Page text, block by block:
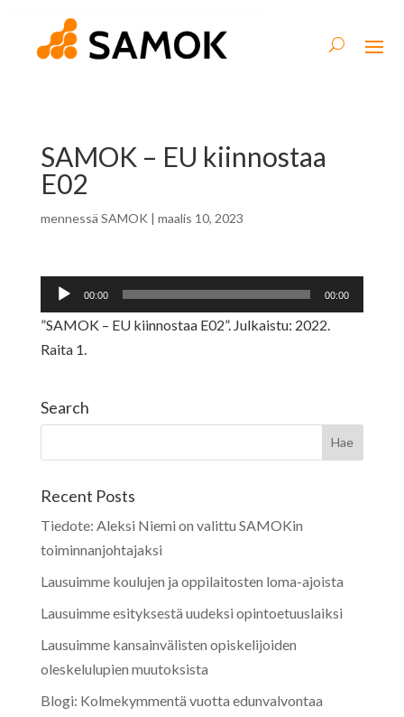
SAMOK – EU kiinnostaa
E02
mennessä SAMOK | maalis 10, 2023
Äänitoistin
00:00 00:00
”SAMOK – EU kiinnostaa E02”. Julkaistu: 2022.
Raita 1.
Search
Recent Posts
Tiedote: Aleksi Niemi on valittu SAMOKin
toiminnanjohtajaksi
Lausuimme koulujen ja oppilaitosten loma-ajoista
Lausuimme esityksestä uudeksi opintoetuuslaiksi
Lausuimme kansainvälisten opiskelijoiden
oleskelulupien muutoksista
Blogi: Kolmekymmentä vuotta edunvalvontaa